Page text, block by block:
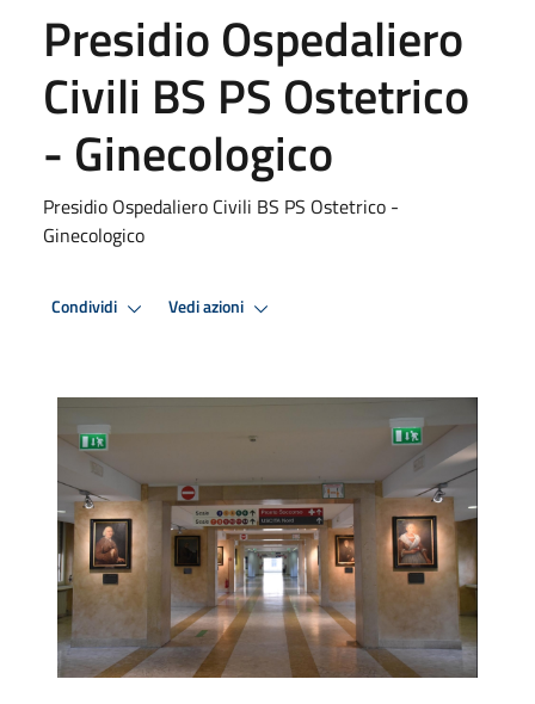
Presidio Ospedaliero
Civili BS PS Ostetrico
- Ginecologico
Presidio Ospedaliero Civili BS PS Ostetrico -
Ginecologico
Condividi Vedi azioni